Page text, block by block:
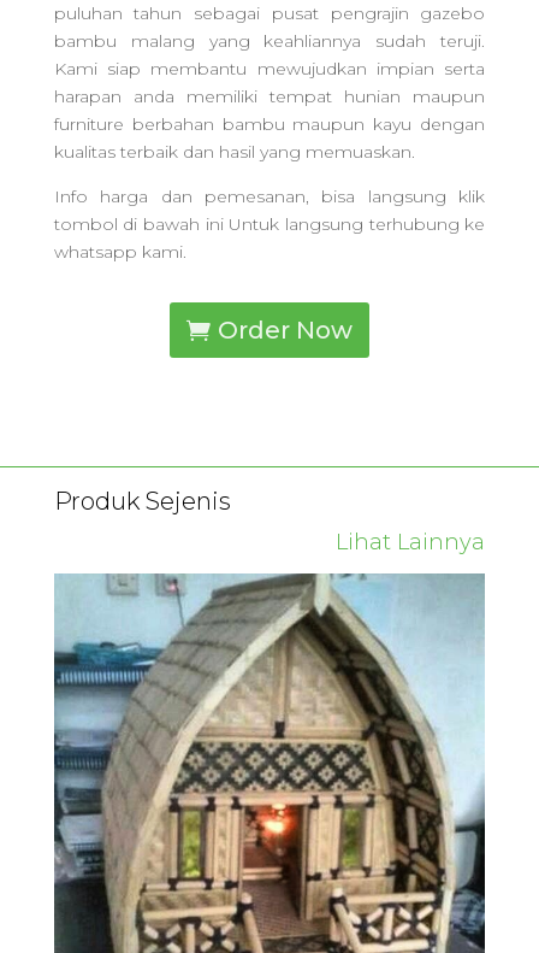
puluhan tahun sebagai pusat pengrajin gazebo
bambu malang yang keahliannya sudah teruji.
Kami siap membantu mewujudkan impian serta
harapan anda memiliki tempat hunian maupun
furniture berbahan bambu maupun kayu dengan
kualitas terbaik dan hasil yang memuaskan.
Info harga dan pemesanan, bisa langsung klik
tombol di bawah ini Untuk langsung terhubung ke
whatsapp kami.
Order Now
Produk Sejenis
Lihat Lainnya